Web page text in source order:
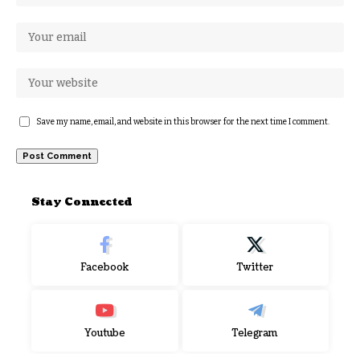
Save my name, email, and website in this browser for the next time I comment.
Stay Connected
Facebook Twitter
Youtube Telegram